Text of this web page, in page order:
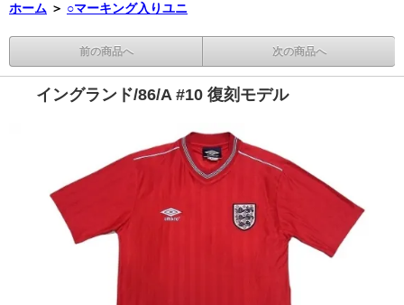
ホーム ＞ ○マーキング入りユニ
前の商品へ 次の商品へ
イングランド/86/A #10 復刻モデル